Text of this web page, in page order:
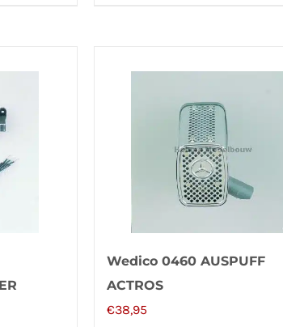
Wedico 0460 AUSPUFF
ACTROS
€38,95